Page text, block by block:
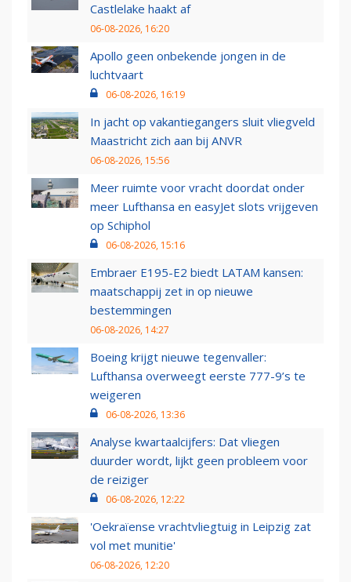
Castlelake haakt af
06-08-2026, 16:20
Apollo geen onbekende jongen in de
luchtvaart
06-08-2026, 16:19
In jacht op vakantiegangers sluit vliegveld
Maastricht zich aan bij ANVR
06-08-2026, 15:56
Meer ruimte voor vracht doordat onder
meer Lufthansa en easyJet slots vrijgeven
op Schiphol
06-08-2026, 15:16
Embraer E195-E2 biedt LATAM kansen:
maatschappij zet in op nieuwe
bestemmingen
06-08-2026, 14:27
Boeing krijgt nieuwe tegenvaller:
Lufthansa overweegt eerste 777-9’s te
weigeren
06-08-2026, 13:36
Analyse kwartaalcijfers: Dat vliegen
duurder wordt, lijkt geen probleem voor
de reiziger
06-08-2026, 12:22
'Oekraïense vrachtvliegtuig in Leipzig zat
vol met munitie'
06-08-2026, 12:20